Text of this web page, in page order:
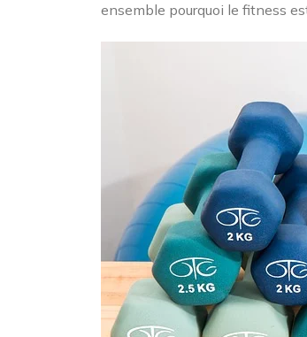
ensemble pourquoi le fitness